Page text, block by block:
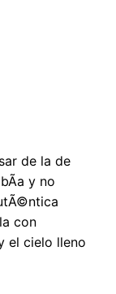
de la de
y no
con
el cielo lleno